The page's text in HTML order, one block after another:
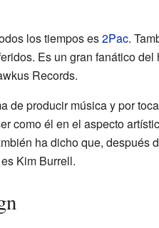
los tiempos es2Pac.
Es un gran fanático del
Records.
de producir música y por
como él en el aspecto
ha dicho que, después
Kim Burrell.